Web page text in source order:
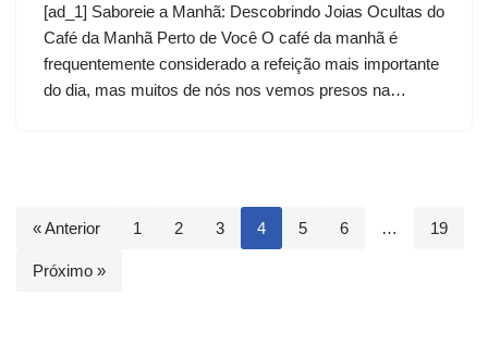
[ad_1] Saboreie a Manhã: Descobrindo Joias Ocultas do
Café da Manhã Perto de Você O café da manhã é
frequentemente considerado a refeição mais importante
do dia, mas muitos de nós nos vemos presos na…
« Anterior 1 2 3 4 5 6 … 19
Próximo »